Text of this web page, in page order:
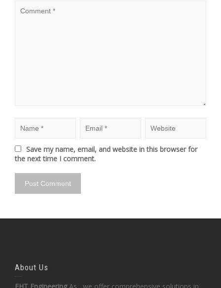
Save my name, email, and website in this browser for
the next time I comment.
About Us